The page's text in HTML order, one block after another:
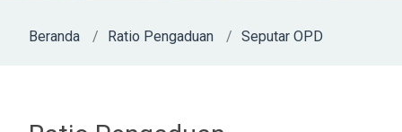
Beranda Ratio Pengaduan Seputar OPD